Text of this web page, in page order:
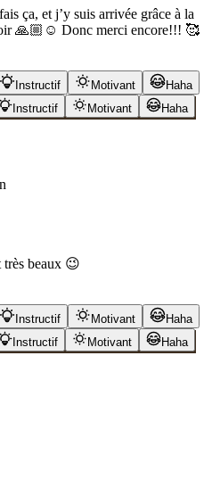
ça, et j’y suis arrivée grâce à la
🙏🏼☺️ Donc merci encore!!! 🥰
Instructif Motivant
Haha
Instructif Motivant
Haha
très beaux 😉
Instructif Motivant
Haha
Instructif Motivant
Haha